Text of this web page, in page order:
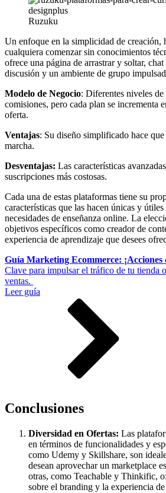
Ruzuku
Un enfoque en la simplicidad de creación,
cualquiera comenzar sin conocimientos
ofrece una página de arrastrar y soltar,
discusión y un ambiente de grupo
Modelo de Negocio: Diferentes niveles
comisiones, pero cada plan se incrementa
oferta.
Ventajas: Su diseño simplificado hace
marcha.
Desventajas: Las características
suscripciones más costosas.
Cada una de estas plataformas tiene su
características que las hacen únicas y
necesidades de enseñanza online. La
objetivos específicos como creador de
experiencia de aprendizaje que desees
Guía Marketing Ecommerce: ¡Acciones
Clave para impulsar el tráfico de tu tienda
ventas.
Leer guía
Conclusiones
Diversidad en Ofertas: Las
en términos de funcionalidades y
como Udemy y Skillshare, son
desean aprovechar un marketplace
otras, como Teachable y Thinkific,
sobre el branding y la experiencia